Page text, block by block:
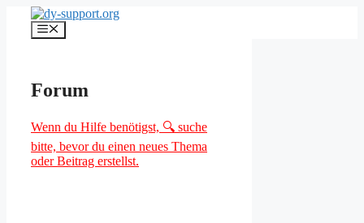
Inhalt
springen
Menü
Forum
Wenn du Hilfe benötigst, 🔍 suche
bitte, bevor du einen neues Thema
oder Beitrag erstellst.